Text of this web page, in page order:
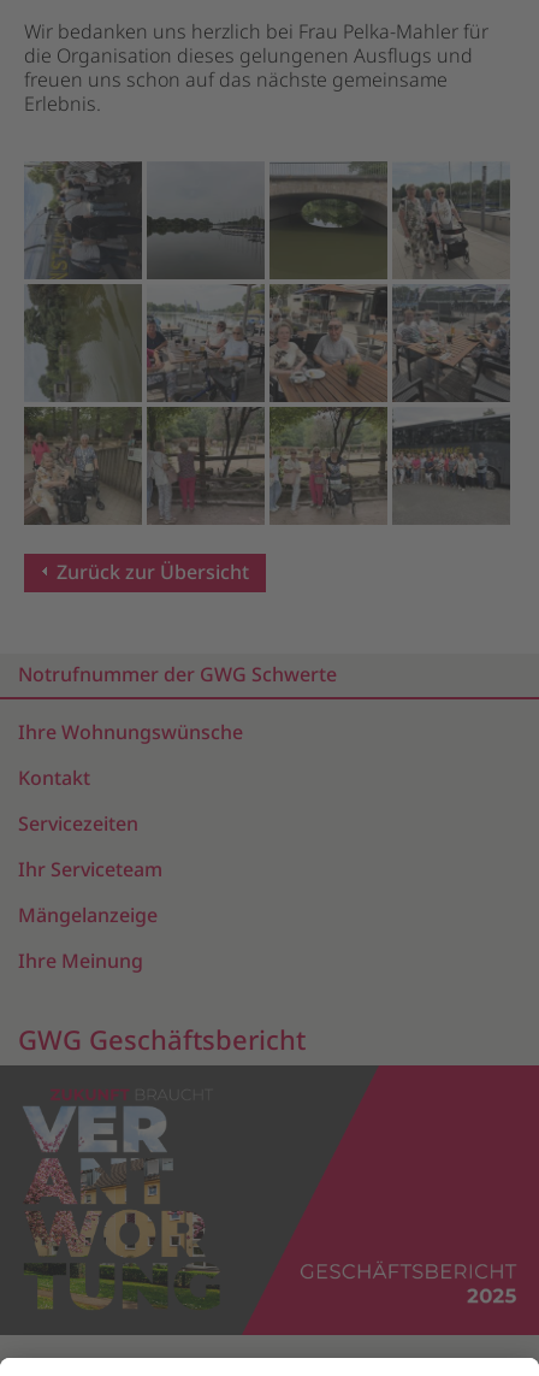
Wir bedanken uns herzlich bei Frau Pelka-Mahler für
die Organisation dieses gelungenen Ausflugs und
freuen uns schon auf das nächste gemeinsame
Erlebnis.
Zurück zur Übersicht
Notrufnummer der GWG Schwerte
Ihre Wohnungswünsche
Kontakt
Servicezeiten
Ihr Serviceteam
Mängelanzeige
Ihre Meinung
GWG Geschäftsbericht